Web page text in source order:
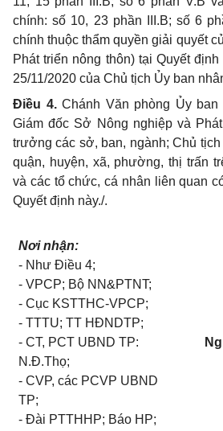
chính: số 10, 23 phần III.B; số 6
chính thuộc thẩm quyền giải quyết
Phát triển nông thôn) tại Quyết định
25/11/2020 của Chủ tịch Ủy ban
Điều 4.Chánh Văn phòng Ủy ban
Giám đốc Sở Nông nghiệp và
trưởng các sở, ban, ngành; Chủ
quận, huyện, xã, phường, thị trấn
và các tổ chức, cá nhân liên quan
Quyết định này./.
Nơi nhận:
- Như Điều 4;
- VPCP; Bộ NN&PTNT;
- Cục KSTTHC-VPCP;
- TTTU; TT HĐNDTP;
- CT, PCT UBND TP:
N.Đ.Thọ;
- CVP, các PCVP UBND
TP;
- Đài PTTHHP; Báo HP;